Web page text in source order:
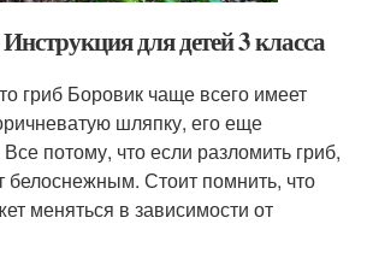
для детей 3 класса
гриб Боровик чаще всего имеет
шляпку, его еще
потому, что если разломить гриб,
белоснежным. Стоит помнить, что
меняться в зависимости от